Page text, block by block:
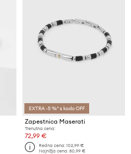
EXTRA -5 %* s kodo OFF
Zapestnica Maserati
Trenutna cena:
72,99 €
Redna cena:102,99 €
Najnižja cena:80,99 €